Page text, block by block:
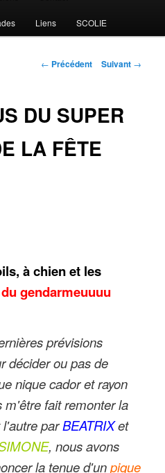
Liens SCOLIE
Navigation
← Précédent Suivant →
DU SUPER
LA FÊTE
à chien et les
gendarmeuuuu
prévisions
décider ou pas de
nique cador et rayon
m'être fait remonter la
l'autre parBEATRIXet
, nous avons
la tenue d'unpique